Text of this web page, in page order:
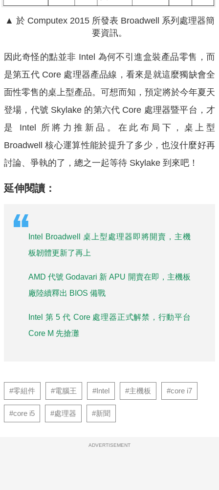
▲ 於 Computex 2015 所發表 Broadwell 系列處理器簡
要資訊。
因此奇怪的點並非 Intel 為何不引進盒裝產品零售，而
是第五代 Core 處理器產品線，看來是就這麼獨缺會全
面性零售的桌上型產品。可想而知，預定將於今年夏天
登場，代號 Skylake 的第六代 Core 處理器暨平台，才
是 Intel 所將力推新品。在此布局下，桌上型
Broadwell 核心運算性能於提升了多少，也沒什麼好再
討論、爭執的了，總之一起等待 Skylake 到來吧！
延伸閱讀：
Intel Broadwell 桌上型處理器即將開賣，主機
板韌體更新了再上
AMD 代號 Godavari 新 APU 開賣在即，主機板
廠陸續釋出 BIOS 備戰
Intel 第 5 代 Core 處理器正式解禁，行動平台
Core M 先搶灘
#零組件 #電腦王 #Intel #主機板 #core i7
#core i5 #處理器 #新聞
ADVERTISEMENT